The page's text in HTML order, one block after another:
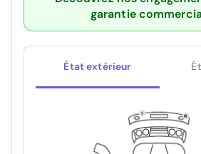
garantie
État extérieur